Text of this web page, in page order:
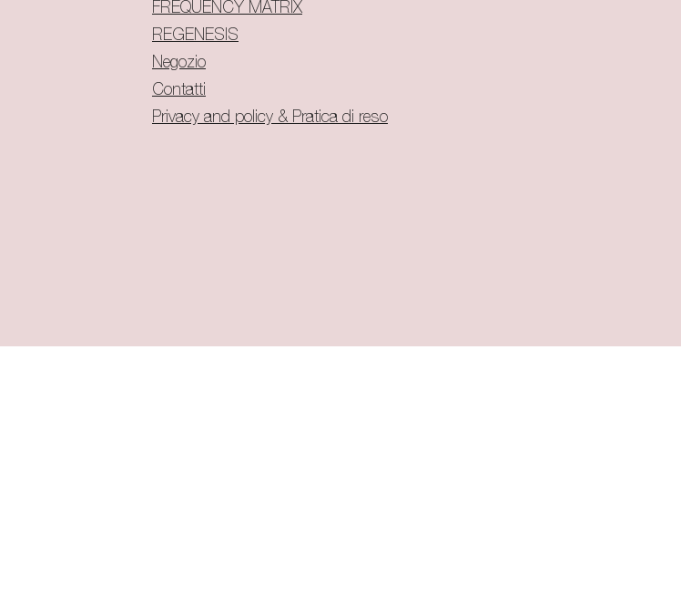
FREQUENCY MATRIX​
REGENESIS
Negozio​
Contatti
Privacy and policy & Pratica di reso